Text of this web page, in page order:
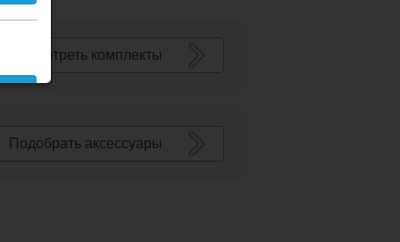
Посмотреть комплекты
Подобрать аксессуары